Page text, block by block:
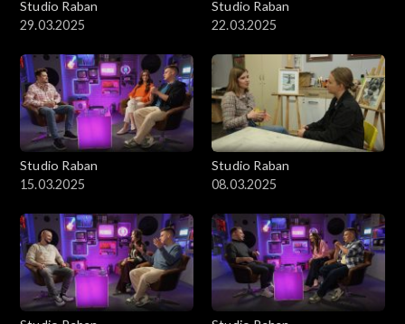
Studio Raban
29.03.2025
Studio Raban
22.03.2025
Studio Raban
15.03.2025
Studio Raban
08.03.2025